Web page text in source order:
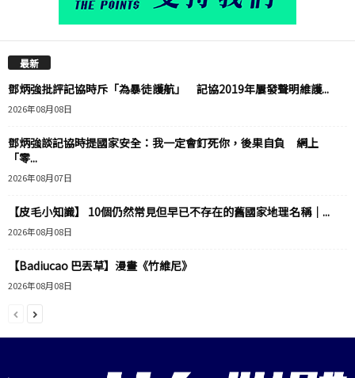
最新
鄧炳強批評記協時斥「為暴徒護航」 記協2019年屢發聲明維護...
2026年08月08日
鄧炳強談記協時提國家安全：我一定會釘死你，後果自負 網上
「零...
2026年08月07日
【皮毛小知識】 10個仍然常見但早已不存在的舊國家地理名稱｜...
2026年08月08日
【Badiucao 巴丟草】漫畫《竹維尼》
2026年08月08日